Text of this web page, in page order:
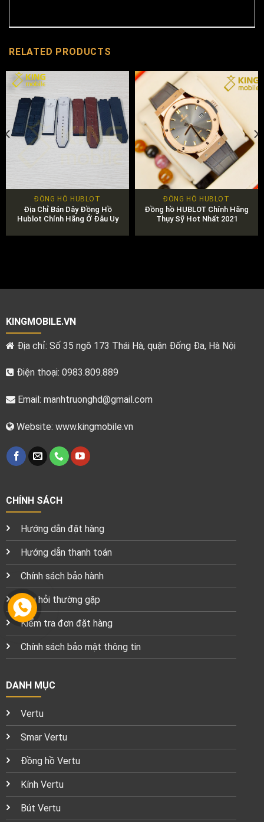
RELATED PRODUCTS
ĐỒNG HỒ HUBLOT
Địa Chỉ Bán Dây Đồng Hồ
Hublot Chính Hãng Ở Đâu Uy
ĐỒNG HỒ HUBLOT
Đồng hồ HUBLOT Chính Hãng
Thụy Sỹ Hot Nhất 2021
KINGMOBILE.VN
Địa chỉ: Số 35 ngõ 173 Thái Hà, quận Đống Đa, Hà Nội
Điện thoại: 0983.809.889
Email: manhtruonghd@gmail.com
Website: www.kingmobile.vn
CHÍNH SÁCH
Hướng dẫn đặt hàng
Hướng dẫn thanh toán
Chính sách bảo hành
Câu hỏi thường gặp
Kiểm tra đơn đặt hàng
Chính sách bảo mật thông tin
DANH MỤC
Vertu
Smar Vertu
Đồng hồ Vertu
Kính Vertu
Bút Vertu